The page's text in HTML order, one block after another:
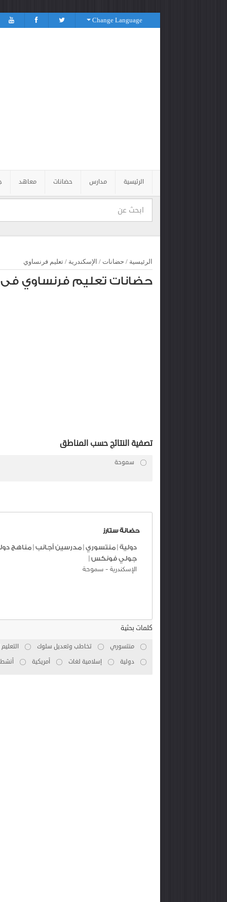
Change Language
الرئيسية مدارس حضانات معاهد
الرئيسية / حضانات / الإسكندرية / تعليم فرنساوي
حضانات تعليم فرنساوي فى
تصفية النتائج حسب المناطق
سموحة
حضانة ستارز
دولية منتسوري مدرسين أجانب مناهج
جولي فونكس
الإسكندرية - سموحة
كلمات بحثية
منتسوري تخاطب وتعديل سلوك
دولية
إسلامية لغات أمريكية